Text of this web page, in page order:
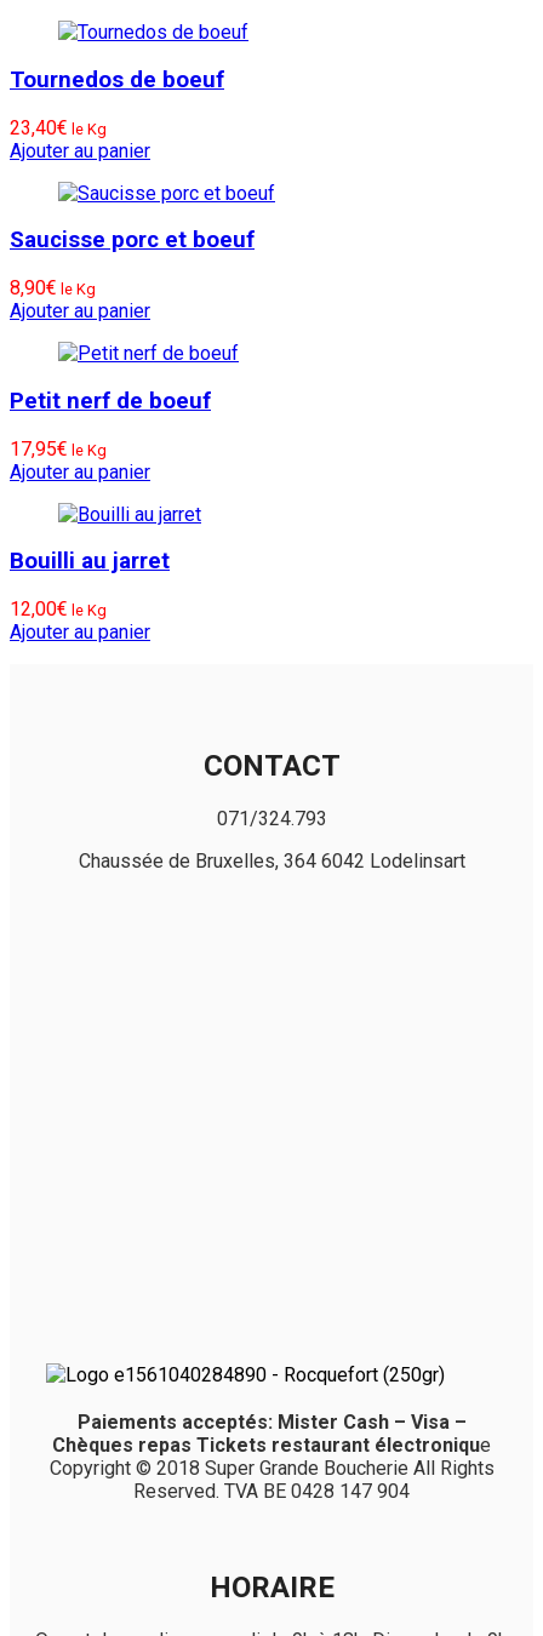
Tournedos de boeuf
23,40€ le Kg
Ajouter au panier
Saucisse porc et boeuf
8,90€ le Kg
Ajouter au panier
Petit nerf de boeuf
17,95€ le Kg
Ajouter au panier
Bouilli au jarret
12,00€ le Kg
Ajouter au panier
CONTACT
071/324.793
Chaussée de Bruxelles, 364 6042 Lodelinsart
Paiements acceptés: Mister Cash – Visa –
Chèques repas Tickets restaurant électronique
Copyright © 2018 Super Grande Boucherie All Rights
Reserved. TVA BE 0428 147 904
HORAIRE